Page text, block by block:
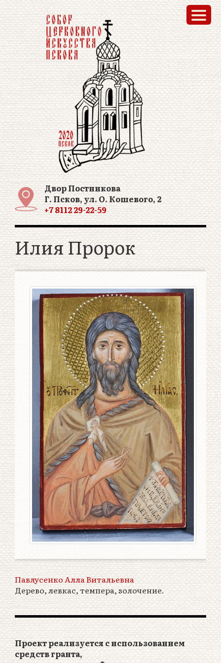
Двор Постникова
Г. Псков, ул. О. Кошевого, 2
+7 8112 29-22-59
Илия Пророк
Павлусенко Алла Витальевна
Дерево, левкас, темпера, золочение.​
Проект реализуется с использованием
средств гранта,